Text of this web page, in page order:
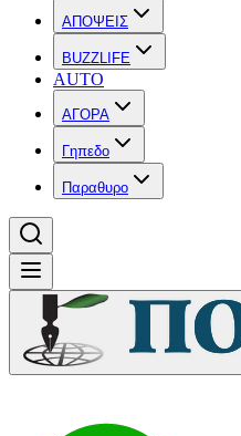
ΑΠΟΨΕΙΣ
BUZZLIFE
AUTO
ΑΓΟΡΑ
Γηπεδο
Παραθυρο